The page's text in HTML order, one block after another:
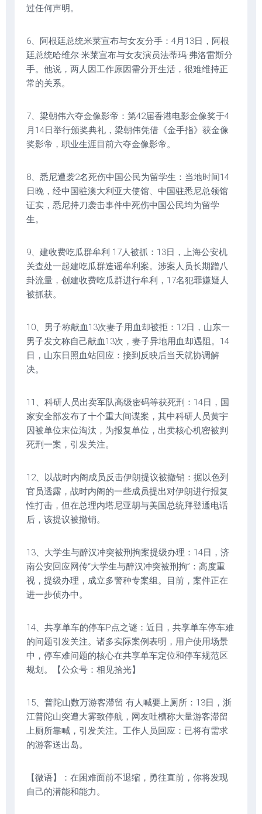
过任何声明。
6、阿根廷总统米莱宣布与女友分手：4月13日，阿根
廷总统哈维尔·米莱宣布与女友演员法蒂玛·弗洛雷斯分
手。他说，两人因工作原因需分开生活，很难维持正
常的关系。
7、梁朝伟六夺金像影帝：第42届香港电影金像奖于4
月14日举行颁奖典礼，梁朝伟凭借《金手指》获金像
奖影帝，职业生涯目前六夺金像影帝。
8、悉尼遭袭2名死伤中国公民为留学生：当地时间14
日晚，经中国驻澳大利亚大使馆、中国驻悉尼总领馆
证实，悉尼持刀袭击事件中死伤中国公民均为留学
生。
9、建收费吃瓜群牟利 17人被抓：13日，上海公安机
关查处一起建吃瓜群造谣牟利案。涉案人员长期蹭八
卦流量，创建收费吃瓜群进行牟利，17名犯罪嫌疑人
被抓获。
10、男子称献血13次妻子用血却被拒：12日，山东一
男子发文称自己献血13次，妻子异地用血却遇阻。14
日，山东日照血站回应：接到反映后当天就协调解
决。
11、科研人员出卖军队高级密码等获死刑：14日，国
家安全部发布了十个重大间谍案，其中科研人员黄宇
因被单位末位淘汰，为报复单位，出卖核心机密被判
死刑一案，引发关注。
12、以战时内阁成员反击伊朗提议被撤销：据以色列
官员透露，战时内阁的一些成员提出对伊朗进行报复
性打击，但在总理内塔尼亚胡与美国总统拜登通电话
后，该提议被撤销。
13、大学生与醉汉冲突被刑拘案提级办理：14日，济
南公安回应网传“大学生与醉汉冲突被刑拘”：高度重
视，提级办理，成立多警种专案组。目前，案件正在
进一步侦办中。
14、共享单车的停车P点之谜：近日，共享单车停车难
的问题引发关注。诸多实际案例表明，用户使用场景
中，停车难问题的核心在共享单车定位和停车规范区
规划。【公众号：相见拾光】
15、普陀山数万游客滞留 有人喊要上厕所：13日，浙
江普陀山突遭大雾致停航，网友吐槽称大量游客滞留
上厕所靠喊，引发关注。工作人员回应：已将有需求
的游客送出岛。
【微语】：在困难面前不退缩，勇往直前，你将发现
自己的潜能和能力。